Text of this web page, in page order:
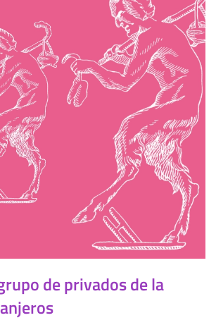
de privados de la